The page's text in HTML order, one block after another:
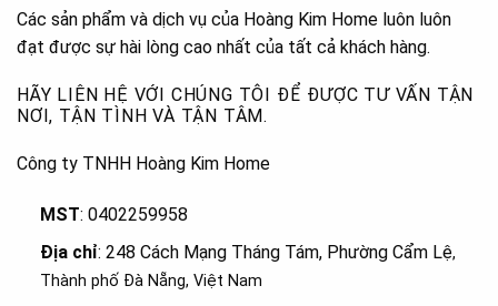
Các sản phẩm và dịch vụ của Hoàng Kim Home luôn luôn
đạt được sự hài lòng cao nhất của tất cả khách hàng.
HÃY LIÊN HỆ VỚI CHÚNG TÔI ĐỂ ĐƯỢC TƯ VẤN TẬN
NƠI, TẬN TÌNH VÀ TẬN TÂM.
Công ty TNHH Hoàng Kim Home
MST: 0402259958
Địa chỉ: 248 Cách Mạng Tháng Tám, Phường Cẩm Lệ,
Thành phố Đà Nẵng, Việt Nam